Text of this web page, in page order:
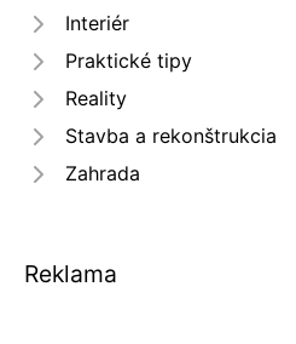
Interiér
Praktické tipy
Reality
Stavba a rekonštrukcia
Zahrada
Reklama